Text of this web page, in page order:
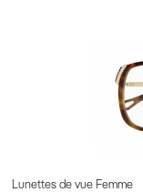
Lunettes de vue Femme